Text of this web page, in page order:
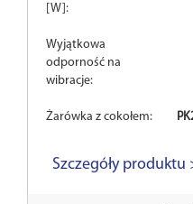
[W]:
Wyjątkowa
odporność na
wibracje:
Żarówka z cokołem:
Szczegóły produktu